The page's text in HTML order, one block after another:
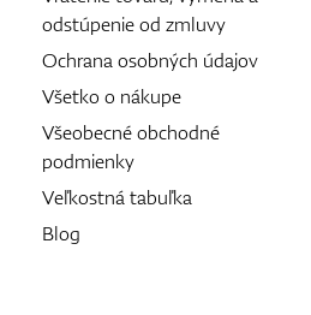
odstúpenie od zmluvy
Ochrana osobných údajov
Všetko o nákupe
Všeobecné obchodné
podmienky
Veľkostná tabuľka
Blog